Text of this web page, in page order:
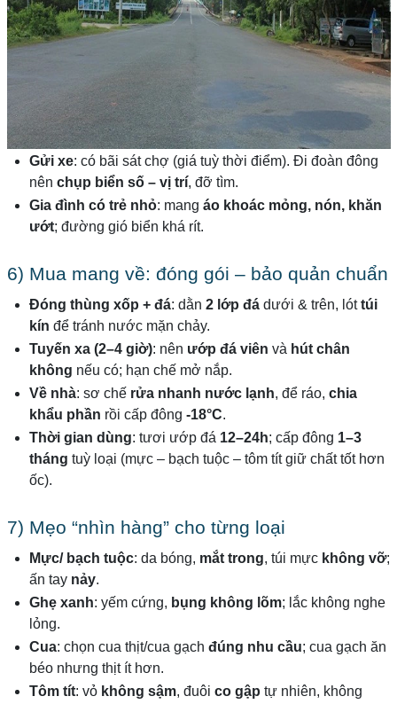
Gửi xe: có bãi sát chợ (giá tuỳ thời điểm). Đi đoàn đông
nên chụp biển số – vị trí, đỡ tìm.
Gia đình có trẻ nhỏ: mang áo khoác mỏng, nón, khăn
ướt; đường gió biển khá rít.
6) Mua mang về: đóng gói – bảo quản chuẩn
Đóng thùng xốp + đá: dằn 2 lớp đádưới & trên, lóttúi
kín để tránh nước mặn chảy.
Tuyến xa (2–4 giờ): nên ướp đá viên và hút chân
không nếu có; hạn chế mở nắp.
Về nhà: sơ chế rửa nhanh nước lạnh, để ráo, chia
khẩu phần rồi cấp đông -18°C.
Thời gian dùng: tươi ướp đá 12–24h; cấp đông 1–3
tháng tuỳ loại (mực – bạch tuộc – tôm tít giữ chất tốt hơn
ốc).
7) Mẹo “nhìn hàng” cho từng loại
Mực/ bạch tuộc: da bóng, mắt trong, túi mực không vỡ;
ấn tay nảy.
Ghẹ xanh: yếm cứng, bụng không lõm; lắc không nghe
lỏng.
Cua: chọn cua thịt/cua gạch đúng nhu cầu; cua gạch ăn
béo nhưng thịt ít hơn.
Tôm tít: vỏ không sậm, đuôi co gập tự nhiên, không